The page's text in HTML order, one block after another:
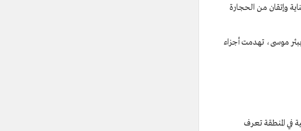
وإتقان من الحجارة
ببئر موسى، تهدمت أجزاء
في المنطقة تعرف